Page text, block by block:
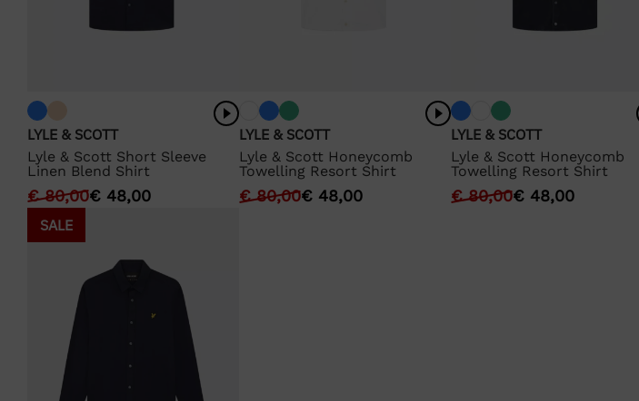
LYLE & SCOTT
Lyle & Scott Short Sleeve
Linen Blend Shirt
€80,00€ 48,00
LYLE & SCOTT
Lyle & Scott Honeycomb
Towelling Resort Shirt
€80,00€48,00
LYLE & SCOTT
Lyle & Scott Honeycomb
Towelling Resort Shirt
€80,00€48,00
SALE